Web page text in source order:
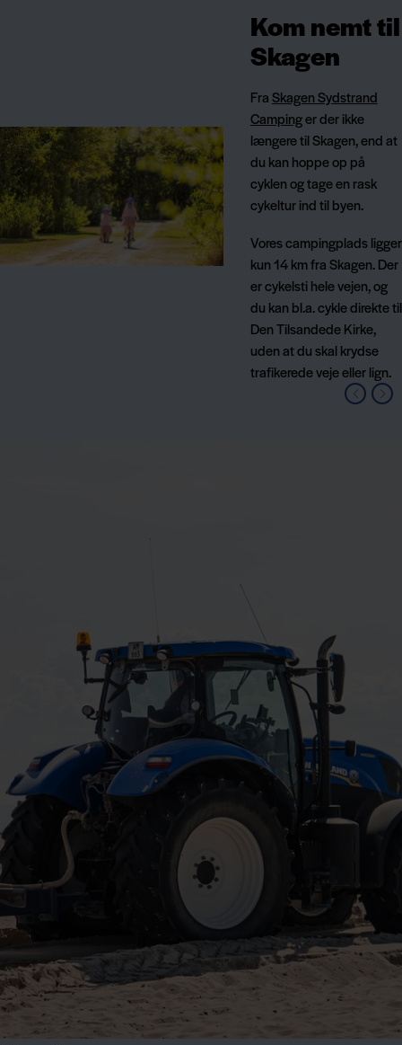
Kom nemt til
Skagen
Fra Skagen Sydstrand
Campinger der ikke
længere til Skagen, end at
du kan hoppe op på
cyklen og tage en rask
cykeltur ind til byen.
Vores campingplads ligger
kun 14 km fra Skagen. Der
er cykelsti hele vejen, og
du kan bl.a. cykle direkte til
Den Tilsandede Kirke,
uden at du skal krydse
trafikerede veje eller lign.